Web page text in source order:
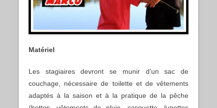
Matériel
Les stagiaires devront se munir d’un sac de
couchage, nécessaire de toilette et de vêtements
adaptés à la saison et à la pratique de la pêche